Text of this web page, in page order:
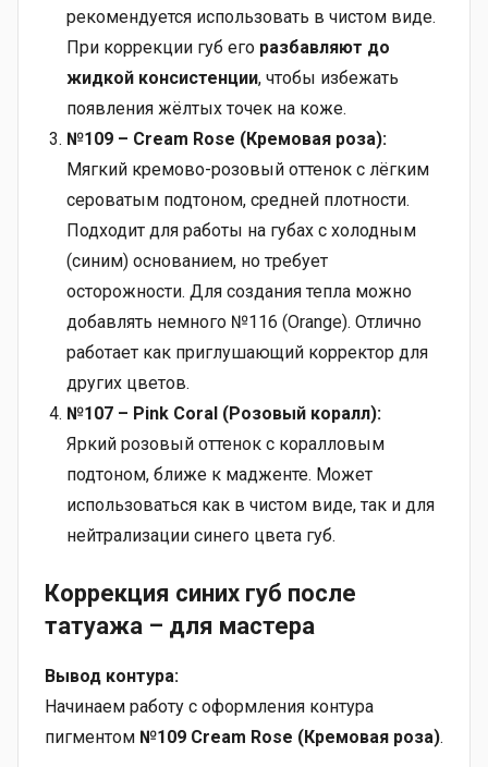
рекомендуется использовать в чистом виде.
При коррекции губ его разбавляют до
жидкой консистенции, чтобы избежать
появления жёлтых точек на коже.
№109 – Cream Rose (Кремовая роза):
Мягкий кремово-розовый оттенок с лёгким
сероватым подтоном, средней плотности.
Подходит для работы на губах с холодным
(синим) основанием, но требует
осторожности. Для создания тепла можно
добавлять немного №116 (Orange). Отлично
работает как приглушающий корректор для
других цветов.
№107 – Pink Coral (Розовый коралл):
Яркий розовый оттенок с коралловым
подтоном, ближе к мадженте. Может
использоваться как в чистом виде, так и для
нейтрализации синего цвета губ.
Коррекция синих губ после
татуажа – для мастера
Вывод контура:
Начинаем работу с оформления контура
пигментом №109 Cream Rose (Кремовая роза).